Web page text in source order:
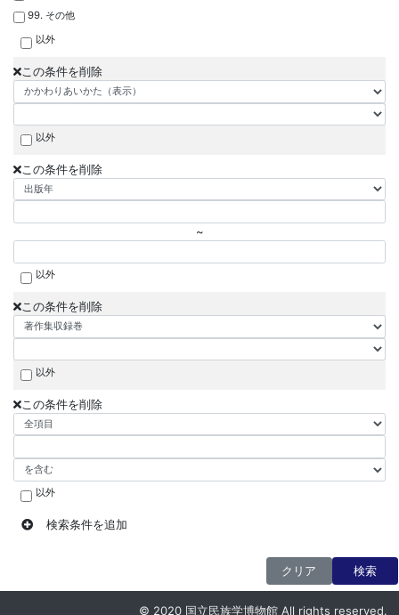
99. その他
以外
この条件を削除
以外
この条件を削除
~
以外
この条件を削除
以外
この条件を削除
以外
検索条件を追加
クリア 検索
© 2020 国立民族学博物館 All rights reserved.